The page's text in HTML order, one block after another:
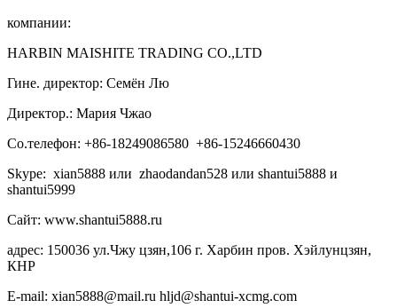
компании:
HARBIN MAISHITE TRADING CO.,LTD
Гине. директор: Семён Лю
Директор.: Мария Чжао
Со.телефон: +86-18249086580 +86-15246660430
Skype: xian5888 или zhaodandan528 или shantui5888 и
shantui5999
Сайт: www.shantui5888.ru
адрес: 150036 ул.Чжу цзян,106 г. Харбин пров. Хэйлунцзян,
КНР
E-mail: xian5888@mail.ru hljd@shantui-xcmg.com